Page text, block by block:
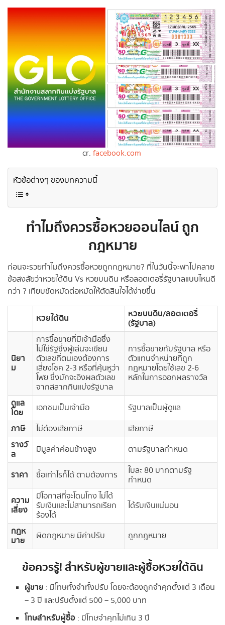
cr. facebook.com
หัวข้อต่างๆ ของบทความนี้
ทำไมถึงควรซื้อหวยออนไลน์ ถูก
กฎหมาย
ก่อนจะรวยทำไมถึงควรซื้อหวยถูกกฎหมาย? ที่ในวันนี้จะพาไปคลาย
ข้อสงสัยว่าหวยใต้ดิน Vs หวยบนดิน หรือลอตเตอรี่รัฐบาลแบบไหนดี
กว่า ? เทียบชัดหมัดต่อหมัดให้ตัดสินใจได้ง่ายขึ้น
หวยใต้ดิน หวยบนดิน/ลอตเตอรี่
(รัฐบาล)
นิยา
ม
การซื้อขายที่มีเจ้ามือซึ่ง
ไม่ใช่รัฐซึ่งผู้เล่นจะเขียน
ตัวเลขที่ตนเองต้องการ
เสี่ยงโชค 2-3 หรือที่คุ้นหูว่า
โพย ซึ่งมักจะอิงผลตัวเลข
จากสลากกินแบ่งรัฐบาล
การซื้อขายกับรัฐบาล หรือ
ตัวแทนจำหน่ายที่ถูก
กฎหมายโดยใช้เลข 2-6
หลักในการออกผลรางวัล
ดูแล
โดย เอกชนเป็นเจ้ามือ รัฐบาลเป็นผู้ดูแล
ภาษี ไม่ต้องเสียภาษี เสียภาษี
รางวั
ล มีมูลค่าค่อนข้างสูง ตามรัฐบาลกำหนด
ราคา ซื้อเท่าไรก็ได้ ตามต้องการ
ใบละ 80 บาทตามรัฐ
กำหนด
ความ
เสี่ยง
มีโอกาสที่จะโดนโกง ไม่ได้
รับเงินและไม่สามารถเรียก
ร้องได้
ได้รับเงินแน่นอน
กฎห
มาย ผิดกฎหมาย มีค่าปรับ ถูกกฎหมาย
ข้อควรรู้! สำหรับผู้ขายและผู้ซื้อหวยใต้ดิน
ผู้ขาย : มีโทษทั้งจำทั้งปรับ โดยจะต้องถูกจำคุกตั้งแต่ 3 เดือน
– 3 ปี และปรับตั้งแต่ 500 – 5,000 บาท
โทษสำหรับผู้ซื้อ : มีโทษจำคุกไม่เกิน 3 ปี